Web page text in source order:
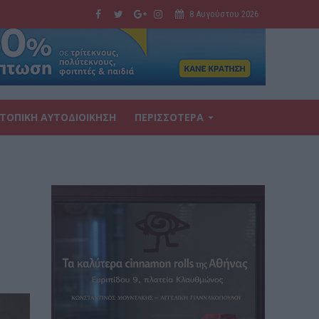
8 Αυγούστου 2026
ΑΥΤΟΔΙΟΙΚΗΣΗ ΠΕΡΙΣΣΟΤΕΡΑ